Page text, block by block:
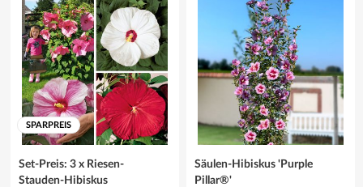
SPARPREIS
Set-Preis: 3 x Riesen-
Stauden-Hibiskus
Säulen-Hibiskus 'Purple
Pillar®'